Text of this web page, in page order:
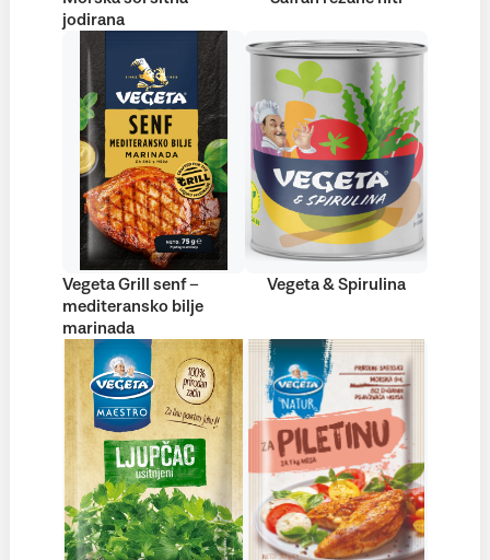
jodirana
Vegeta Grill senf –
mediteransko bilje
marinada
Vegeta & Spirulina